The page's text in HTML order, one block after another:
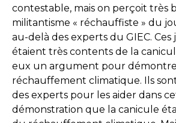
contestable, mais on perçoit très
militantisme « réchauffiste » du
au-delà des experts du GIEC. Ces
étaient très contents de la
eux un argument pour
réchauffement climatique. Ils
des experts pour les aider dans
démonstration que la canicule